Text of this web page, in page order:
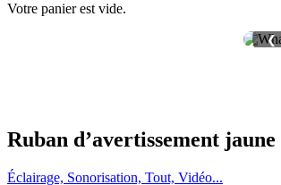
Votre panier est vide.
❮
Ruban d’avertissement jaune
Éclairage, Sonorisation, Tout, Vidéo...